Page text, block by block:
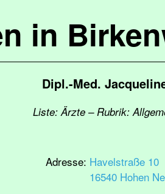
in
Dipl.-Med.
Liste: Ärzte – Rubrik:
Adresse: Havelstraße 10
16540 Hohen